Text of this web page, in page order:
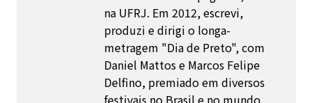
na UFRJ. Em 2012, escrevi,
produzi e dirigi o longa-
metragem "Dia de Preto", com
Daniel Mattos e Marcos Felipe
Delfino, premiado em diversos